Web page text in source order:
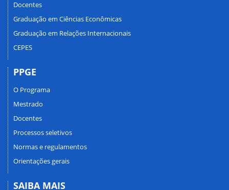
Docentes
Graduação em Ciências Econômicas
Graduação em Relações Internacionais
CEPES
PPGE
O Programa
Mestrado
Docentes
Processos seletivos
Normas e regulamentos
Orientações gerais
SAIBA MAIS